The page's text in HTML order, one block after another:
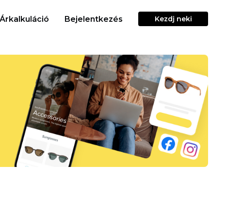
Árkalkuláció Bejelentkezés Kezdj neki